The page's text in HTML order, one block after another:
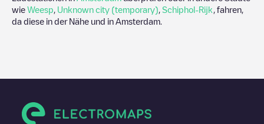
wie Weesp Unknown city (temporary) Schiphol-Rijk , fahren,
da diese in der Nähe und in Amsterdam